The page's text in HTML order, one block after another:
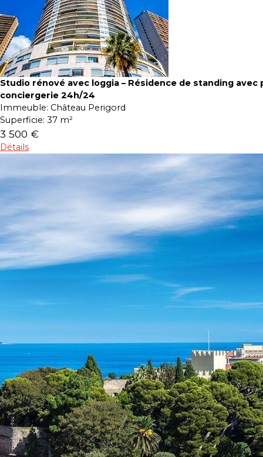
Studio rénové avec loggia – Résidence de standing avec
conciergerie 24h/24
Immeuble: Château Perigord
Superficie: 37 m²
3 500 €
Détails